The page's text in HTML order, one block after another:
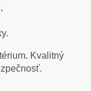
Kvalitný